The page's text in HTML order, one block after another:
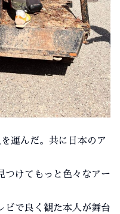
運んだ。共に日本のア
つけてもっと色々なアー
ビで良く観た本人が舞台